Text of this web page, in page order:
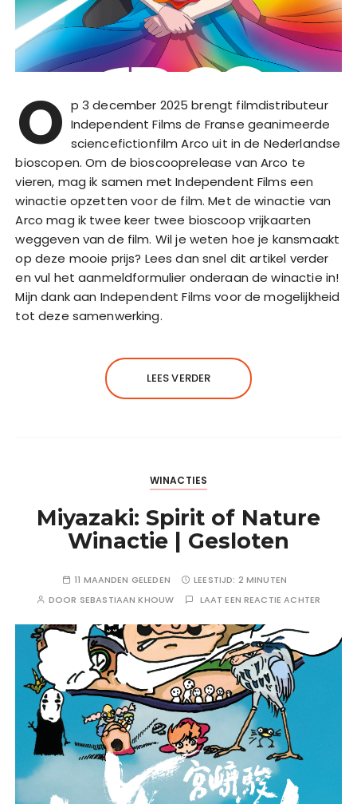
O p 3 december 2025 brengt filmdistributeur
Independent Films de Franse geanimeerde
sciencefictionfilm Arco uit in de Nederlandse
bioscopen. Om de bioscooprelease van Arco te
vieren, mag ik samen met Independent Films een
winactie opzetten voor de film. Met de winactie van
Arco mag ik twee keer twee bioscoop vrijkaarten
weggeven van de film. Wil je weten hoe je kansmaakt
op deze mooie prijs? Lees dan snel dit artikel verder
en vul het aanmeldformulier onderaan de winactie in!
Mijn dank aan Independent Films voor de mogelijkheid
tot deze samenwerking.
LEES VERDER
WINACTIES
Miyazaki: Spirit of Nature
Winactie | Gesloten
11 MAANDEN GELEDEN LEESTIJD: 2 MINUTEN
DOOR SEBASTIAAN KHOUW LAAT EEN REACTIE ACHTER